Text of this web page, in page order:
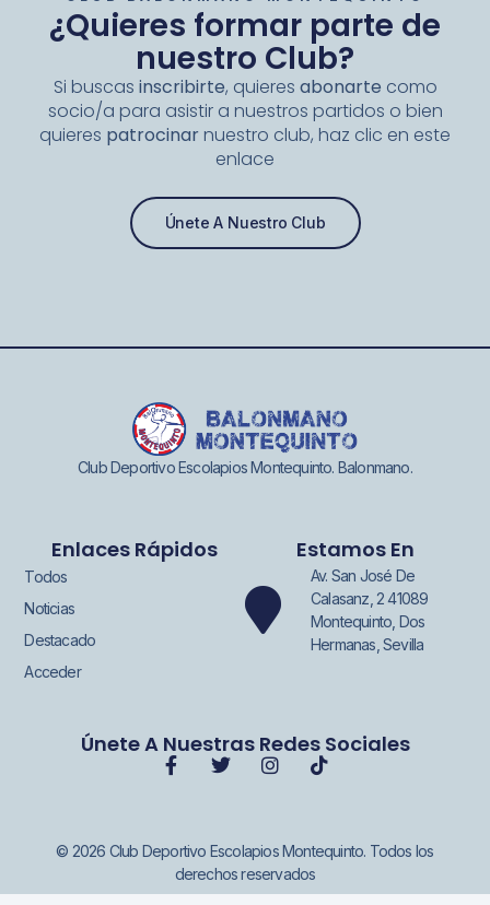
¿Quieres formar parte de
nuestro Club?
Si buscas inscribirte, quieres abonarte como
socio/a para asistir a nuestros partidos o bien
quieres patrocinarnuestro club, haz clic en este
enlace
Únete A Nuestro Club
Club Deportivo Escolapios Montequinto. Balonmano.
Enlaces Rápidos
Todos
Noticias
Destacado
Acceder
Estamos En
Av. San José De
Calasanz, 2 41089
Montequinto, Dos
Hermanas, Sevilla
Únete A Nuestras Redes Sociales
© 2026 Club Deportivo Escolapios Montequinto. Todos los
derechos reservados